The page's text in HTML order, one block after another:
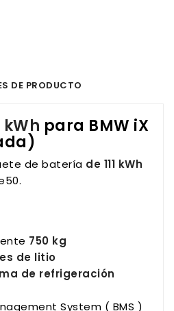
DE PRODUCTO
kWh para BMW iX
de batería de 111 kWh
750 kg
de litio
de refrigeración
System ( BMS )